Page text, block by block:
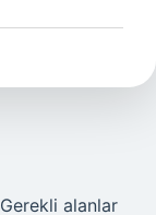
Gerekli alanlar